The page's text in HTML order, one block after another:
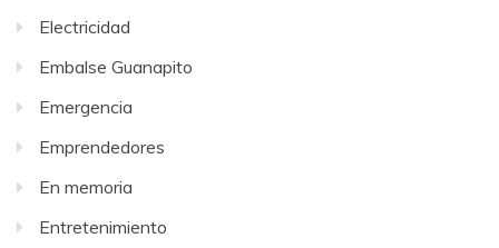
Electricidad
Embalse Guanapito
Emergencia
Emprendedores
En memoria
Entretenimiento